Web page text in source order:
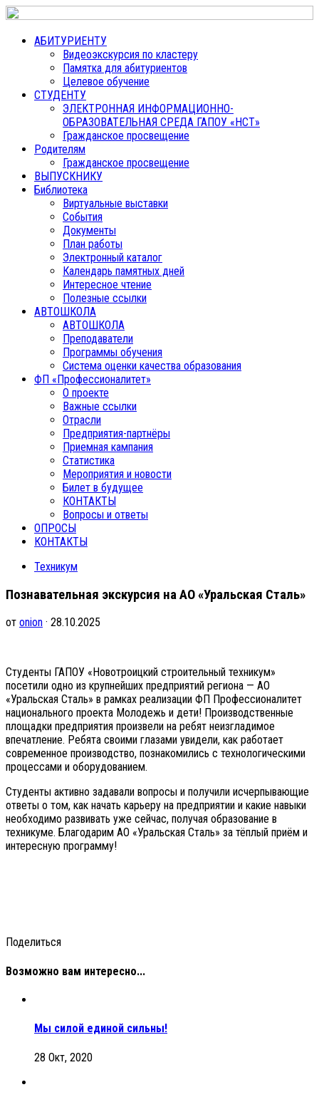
АБИТУРИЕНТУ
Видеоэкскурсия по кластеру
Памятка для абитуриентов
Целевое обучение
СТУДЕНТУ
ЭЛЕКТРОННАЯ ИНФОРМАЦИОННО-
ОБРАЗОВАТЕЛЬНАЯ СРЕДА ГАПОУ «НСТ»
Гражданское просвещение
Родителям
Гражданское просвещение
ВЫПУСКНИКУ
Библиотека
Виртуальные выставки
События
Документы
План работы
Электронный каталог
Календарь памятных дней
Интересное чтение
Полезные ссылки
АВТОШКОЛА
АВТОШКОЛА
Преподаватели
Программы обучения
Система оценки качества образования
ФП «Профессионалитет»
О проекте
Важные ссылки
Отрасли
Предприятия-партнёры
Приемная кампания
Статистика
Мероприятия и новости
Билет в будущее
КОНТАКТЫ
Вопросы и ответы
ОПРОСЫ
КОНТАКТЫ
Техникум
Познавательная экскурсия на АО «Уральская Сталь»
от onion · 28.10.2025
Студенты ГАПОУ «Новотроицкий строительный техникум»
посетили одно из крупнейших предприятий региона — АО
«Уральская Сталь» в рамках реализации ФП Профессионалитет
национального проекта Молодежь и дети! Производственные
площадки предприятия произвели на ребят неизгладимое
впечатление. Ребята своими глазами увидели, как работает
современное производство, познакомились с технологическими
процессами и оборудованием.
Студенты активно задавали вопросы и получили исчерпывающие
ответы о том, как начать карьеру на предприятии и какие навыки
необходимо развивать уже сейчас, получая образование в
техникуме. Благодарим АО «Уральская Сталь» за тёплый приём и
интересную программу!
Поделиться
Возможно вам интересно...
Мы силой единой сильны!
28 Окт, 2020